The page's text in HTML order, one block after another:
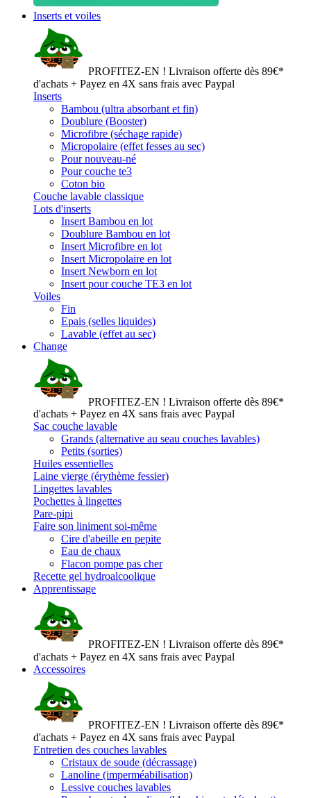
Inserts et voiles
PROFITEZ-EN ! Livraison offerte dès 89€*
d'achats + Payez en 4X sans frais avec Paypal
Inserts
Bambou (ultra absorbant et fin)
Doublure (Booster)
Microfibre (séchage rapide)
Micropolaire (effet fesses au sec)
Pour nouveau-né
Pour couche te3
Coton bio
Couche lavable classique
Lots d'inserts
Insert Bambou en lot
Doublure Bambou en lot
Insert Microfibre en lot
Insert Micropolaire en lot
Insert Newborn en lot
Insert pour couche TE3 en lot
Voiles
Fin
Epais (selles liquides)
Lavable (effet au sec)
Change
PROFITEZ-EN ! Livraison offerte dès 89€*
d'achats + Payez en 4X sans frais avec Paypal
Sac couche lavable
Grands (alternative au seau couches lavables)
Petits (sorties)
Huiles essentielles
Laine vierge (érythème fessier)
Lingettes lavables
Pochettes à lingettes
Pare-pipi
Faire son liniment soi-même
Cire d'abeille en pepite
Eau de chaux
Flacon pompe pas cher
Recette gel hydroalcoolique
Apprentissage
PROFITEZ-EN ! Livraison offerte dès 89€*
d'achats + Payez en 4X sans frais avec Paypal
Accessoires
PROFITEZ-EN ! Livraison offerte dès 89€*
d'achats + Payez en 4X sans frais avec Paypal
Entretien des couches lavables
Cristaux de soude (décrassage)
Lanoline (imperméabilisation)
Lessive couches lavables